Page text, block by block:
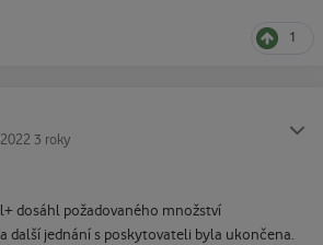
1
3 roky
dosáhl požadovaného množství
další jednání s poskytovateli byla ukončena.